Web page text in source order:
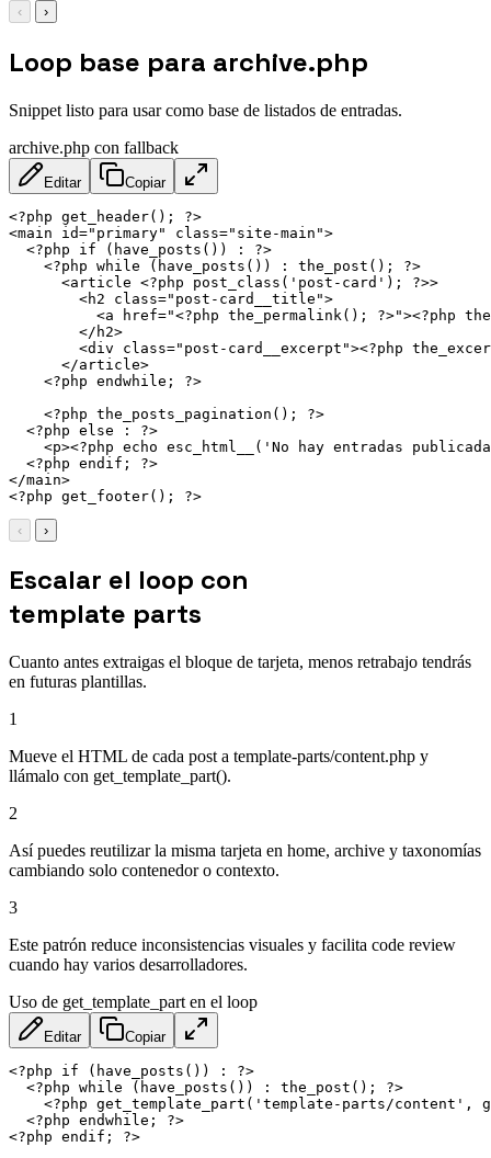
‹ ›
Loop base para archive.php
Snippet listo para usar como base de listados de entradas.
archive.php con fallback
Editar Copiar
<?php get_header(); ?>
<main id=" primary" class=" site-main ">
<?php if (have_posts()) : ?>
<?php while (have_posts()) : the_post(); ?>
<article <?php post_class('post-card'); ?>>
<h2 class=" post-card__title ">
<a href="<?php the_permalink(); ?>"><?php
</ h2>
<div class=" post-card__excerpt "><?php
</article>
<?php endwhile; ?>
<?php the_posts_pagination(); ?>
<?php else : ?>
<p><?php echo esc_html__('No hay entradas
<?php endif; ?>
</main>
<?php get_footer(); ?>
‹ ›
Escalar el loop con
template parts
Cuanto antes extraigas el bloque de tarjeta, menos retrabajo tendrás
en futuras plantillas.
1
Mueve el HTML de cada post a template-parts/content.php y
llámalo con get_template_part().
2
Así puedes reutilizar la misma tarjeta en home, archive y taxonomías
cambiando solo contenedor o contexto.
3
Este patrón reduce inconsistencias visuales y facilita code review
cuando hay varios desarrolladores.
Uso de get_template_part en el loop
Editar Copiar
<?php if (have_posts()) : ?>
<?php while (have_posts()) : the_post(); ?>
<?php get_template_part('template-parts/content',
<?php endwhile; ?>
<?php endif; ?>